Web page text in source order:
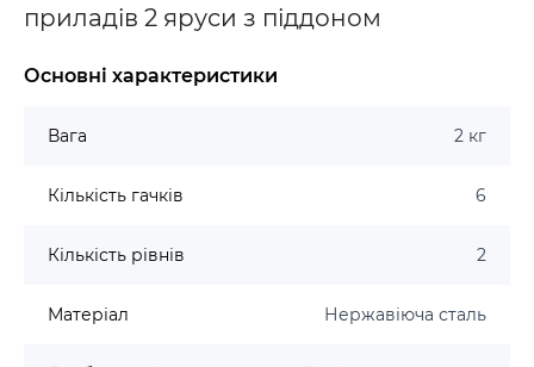
приладів 2 яруси з піддоном
Основні характеристики
Вага 2 кг
Кількість гачків 6
Кількість рівнів 2
Матеріал Нержавіюча сталь